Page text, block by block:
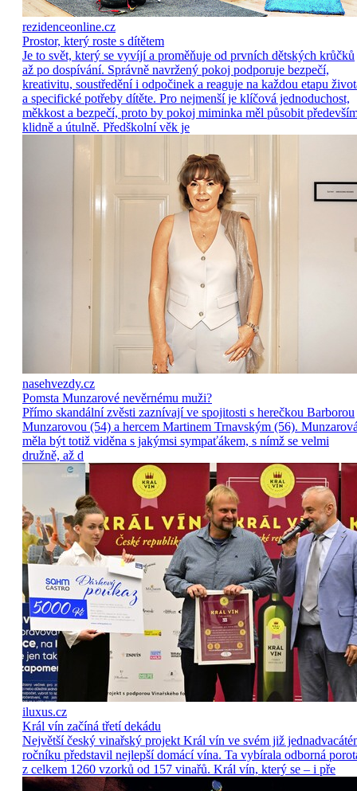
rezidenceonline.cz
Prostor, který roste s dítětem
Je to svět, který se vyvíjí a proměňuje od prvních dětských krůčků
až po dospívání. Správně navržený pokoj podporuje bezpečí,
kreativitu, soustředění i odpočinek a reaguje na každou etapu
a specifické potřeby dítěte. Pro nejmenší je klíčová jednoduchost,
měkkost a bezpečí, proto by pokoj miminka měl působit
klidně a útulně. Předškolní věk je
nasehvezdy.cz
Pomsta Munzarové nevěrnému muži?
Přímo skandální zvěsti zaznívají ve spojitosti s herečkou Barborou
Munzarovou (54) a hercem Martinem Trnavským (56).
měla být totiž viděna s jakýmsi sympaťákem, s nímž se velmi
družně, až d
iluxus.cz
Král vín začíná třetí dekádu
Největší český vinařský projekt Král vín ve svém již
ročníku představil nejlepší domácí vína. Ta vybírala odborná
z celkem 1260 vzorků od 157 vinařů. Král vín, který se – i pře